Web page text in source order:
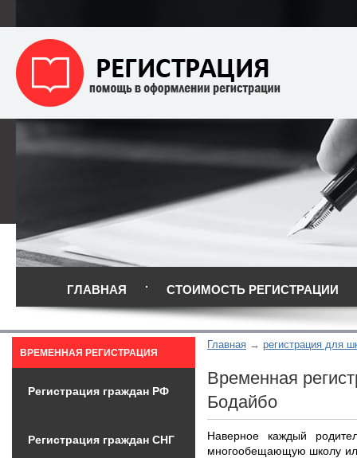
ГЛАВНАЯ СТОИМОСТЬ РЕГИСТРАЦИИ
Главная регистрация для
Временная
Бодайбо
Наверное каждый
многообещающую школу
ВРЕМЕННАЯ РЕГИСТРАЦИЯ
Регистрация граждан РФ
Регистрация граждан СНГ